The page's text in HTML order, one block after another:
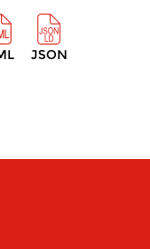
JSON